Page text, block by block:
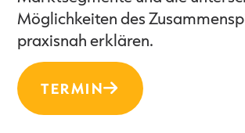
Möglichkeiten des
praxisnah erklären.
TERMIN